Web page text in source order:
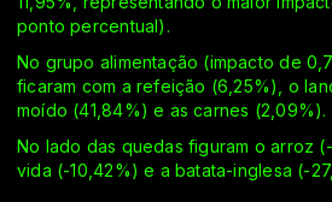
ponto percentual).
No grupo alimentação (impacto de
ficaram com a refeição (6,25%), o
moído (41,84%) e as carnes (2,09%).
No lado das quedas figuram o arroz
vida (-10,42%) e a batata-inglesa (-